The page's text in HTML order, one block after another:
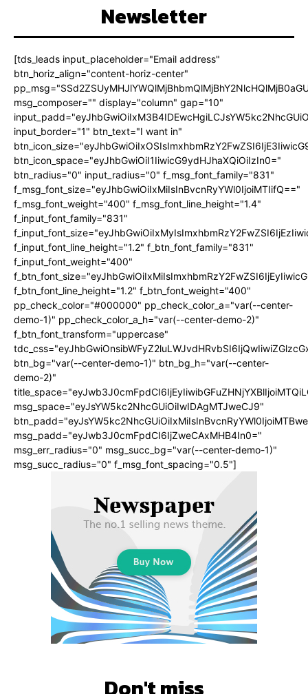
Newsletter
[tds_leads input_placeholder="Email address"
btn_horiz_align="content-horiz-center"
msg_composer="" display="column" gap="10"
input_border="1" btn_text="I want in"
btn_icon_space="eyJhbGwiOiI1IiwicG9ydHJhaXQiOiIzIn0="
btn_radius="0" input_radius="0" f_msg_font_family="831"
f_msg_font_size="eyJhbGwiOiIxMiIsInBvcnRyYWl0IjoiMTIifQ=="
f_msg_font_weight="400" f_msg_font_line_height="1.4"
f_input_font_family="831"
f_input_font_line_height="1.2" f_btn_font_family="831"
f_input_font_weight="400"
f_btn_font_line_height="1.2" f_btn_font_weight="400"
pp_check_color="#000000" pp_check_color_a="var(--center-
demo-1)" pp_check_color_a_h="var(--center-demo-2)"
f_btn_font_transform="uppercase"
btn_bg="var(--center-demo-1)" btn_bg_h="var(--center-
demo-2)"
msg_space="eyJsYW5kc2NhcGUiOiIwIDAgMTJweCJ9"
msg_padd="eyJwb3J0cmFpdCI6IjZweCAxMHB4In0="
msg_err_radius="0" msg_succ_bg="var(--center-demo-1)"
msg_succ_radius="0" f_msg_font_spacing="0.5"]